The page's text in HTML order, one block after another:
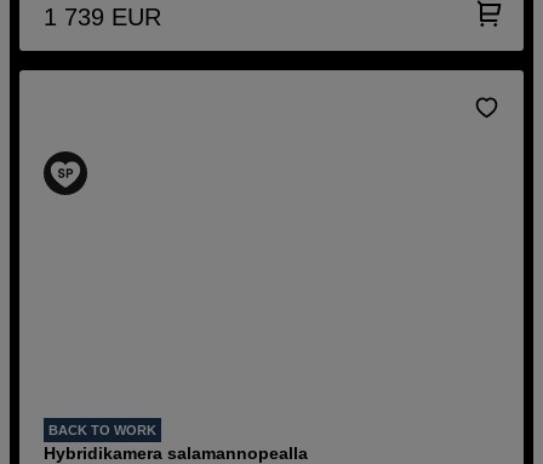
1 739 EUR
BACK TO WORK
Hybridikamera salamannopealla